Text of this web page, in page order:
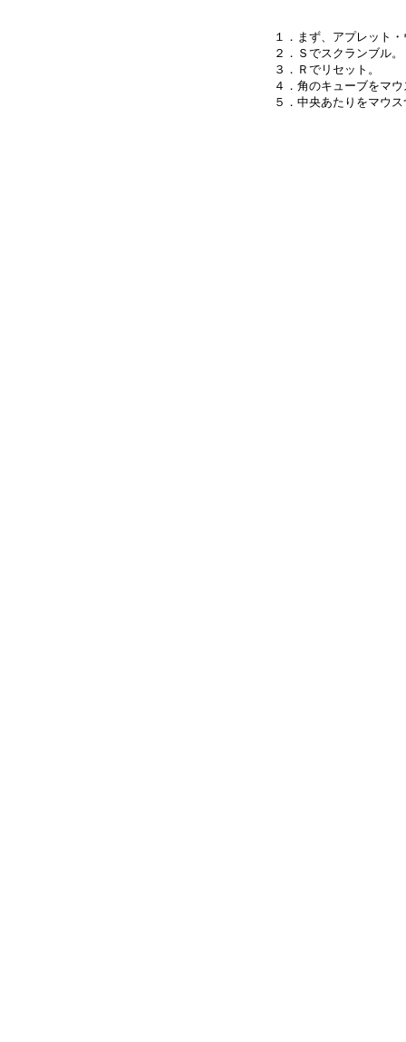
１．まず、アプレット
２．Ｓでスクランブル。
３．Ｒでリセット。
４．角のキューブをマ